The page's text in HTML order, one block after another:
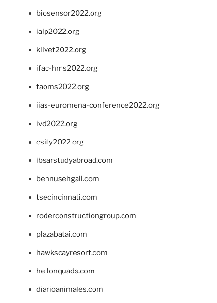
biosensor2022.org
ialp2022.org
klivet2022.org
ifac-hms2022.org
taoms2022.org
iias-euromena-conference2022.org
ivd2022.org
csity2022.org
ibsarstudyabroad.com
bennusehgall.com
tsecincinnati.com
roderconstructiongroup.com
plazabatai.com
hawkscayresort.com
hellonquads.com
diarioanimales.com